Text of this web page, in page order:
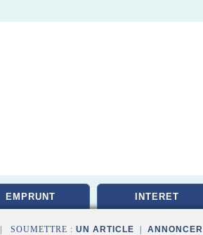
EMPRUNT INTERET
| SOUMETTRE : UN ARTICLE ANNONCER